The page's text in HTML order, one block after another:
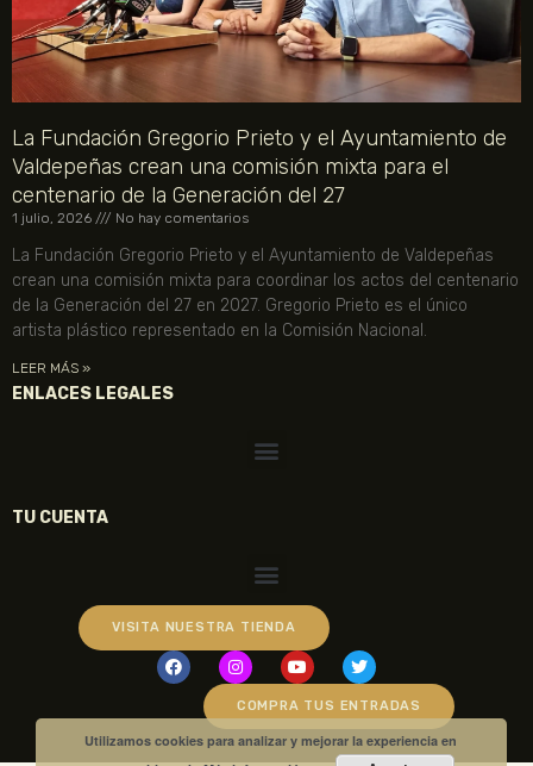
La Fundación Gregorio Prieto y el Ayuntamiento de
Valdepeñas crean una comisión mixta para el
centenario de la Generación del 27
1 julio, 2026 No hay comentarios
La Fundación Gregorio Prieto y el Ayuntamiento de Valdepeñas
crean una comisión mixta para coordinar los actos del centenario
de la Generación del 27 en 2027. Gregorio Prieto es el único
artista plástico representado en la Comisión Nacional.
LEER MÁS »
ENLACES LEGALES
TU CUENTA
VISITA NUESTRA TIENDA
COMPRA TUS ENTRADAS
Utilizamos cookies para analizar y mejorar la experiencia en